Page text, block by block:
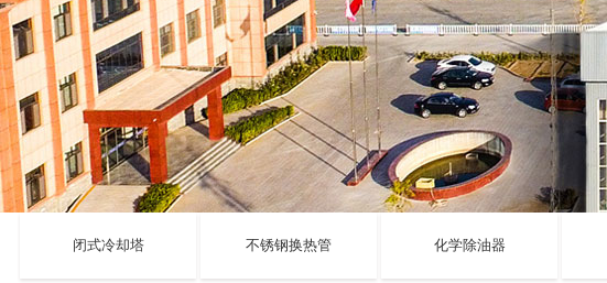
闭式冷却塔 不锈钢换热管 化学除油器